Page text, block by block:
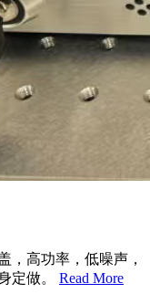
，高功率，低噪声，
定做。 Read More